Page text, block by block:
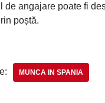
de angajare poate fi
poștă.
MUNCA IN SPANIA